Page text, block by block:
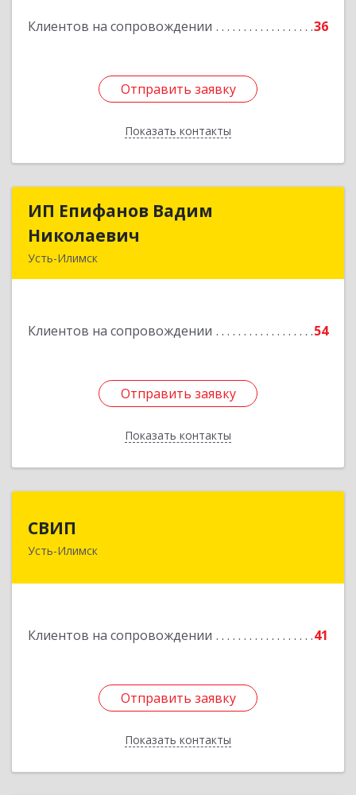
Клиентов на сопровождении 36
Отправить заявку
Показать контакты
Отправить заявку
Назад
ИП Епифанов Вадим
Николаевич
Усть-Илимск
Клиентов на сопровождении 54
Отправить заявку
Показать контакты
ИП Епифанов Вадим
Подробнее
Отправить заявку
Назад
СВИП
Усть-Илимск
Клиентов на сопровождении 41
Отправить заявку
Показать контакты
666685, Иркутская обл, Усть-Илимск г,
Отправить заявку
Назад